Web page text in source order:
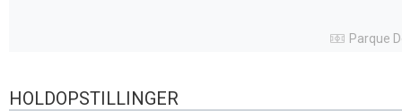
Parque
HOLDOPSTILLINGER